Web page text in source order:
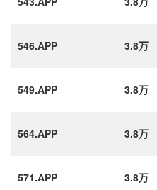
546.APP 3.8万
549.APP 3.8万
564.APP 3.8万
571.APP 3.8万